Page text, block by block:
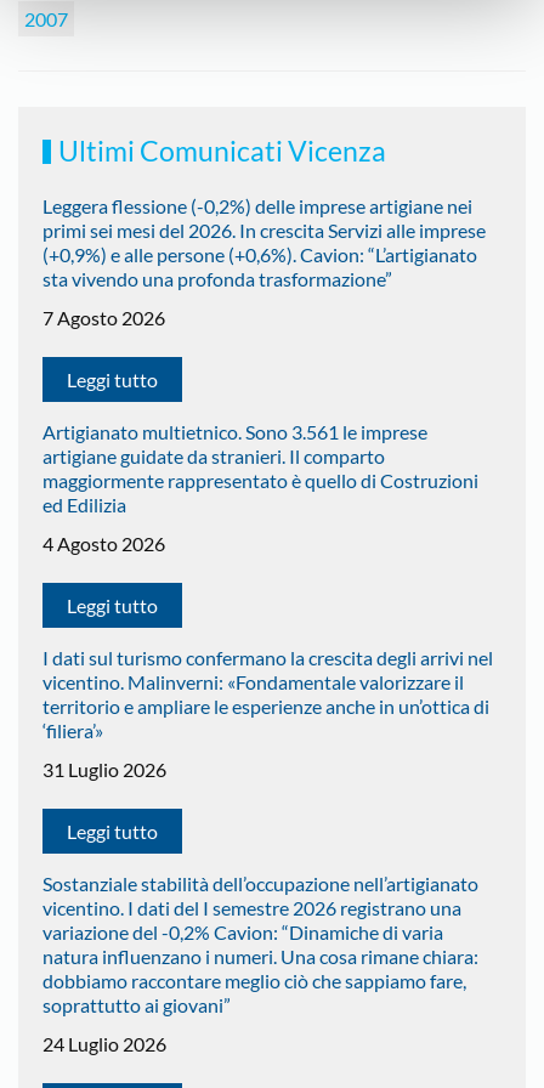
2007
Ultimi Comunicati Vicenza
Leggera flessione (-0,2%) delle imprese artigiane nei
primi sei mesi del 2026. In crescita Servizi alle imprese
(+0,9%) e alle persone (+0,6%). Cavion: “L’artigianato
sta vivendo una profonda trasformazione”
7 Agosto 2026
Leggi tutto
Artigianato multietnico. Sono 3.561 le imprese
artigiane guidate da stranieri. Il comparto
maggiormente rappresentato è quello di Costruzioni
ed Edilizia
4 Agosto 2026
Leggi tutto
I dati sul turismo confermano la crescita degli arrivi nel
vicentino. Malinverni: «Fondamentale valorizzare il
territorio e ampliare le esperienze anche in un’ottica di
‘filiera’»
31 Luglio 2026
Leggi tutto
Sostanziale stabilità dell’occupazione nell’artigianato
vicentino. I dati del I semestre 2026 registrano una
variazione del -0,2% Cavion: “Dinamiche di varia
natura influenzano i numeri. Una cosa rimane chiara:
dobbiamo raccontare meglio ciò che sappiamo fare,
soprattutto ai giovani”
24 Luglio 2026